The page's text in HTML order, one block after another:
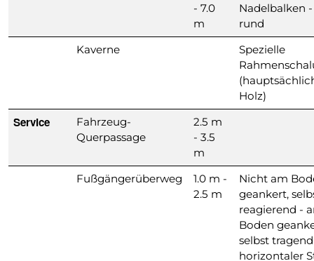
- 7.0
m
Nadelbalken
rund
Kaverne
Spezielle
Holz)
Service
Fahrzeug-
Querpassage
2.5 m
- 3.5
m
Fußgängerüberweg
1.0 m -
2.5 m
Nicht am
geankert,
reagierend -
Boden
selbst
horizontaler